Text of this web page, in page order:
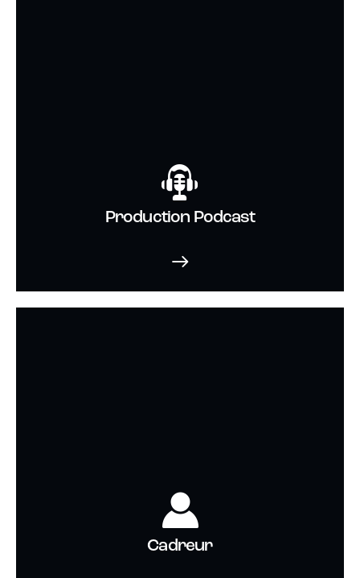
Production Podcast
Cadreur